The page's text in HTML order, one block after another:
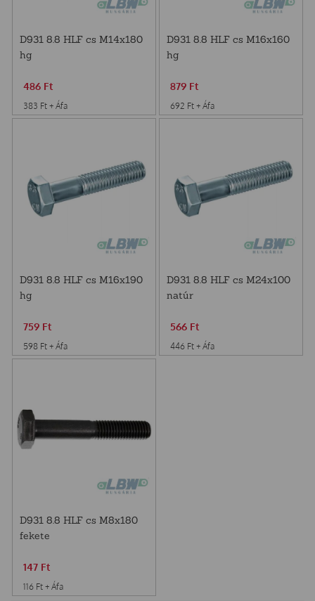
D931 8.8 HLF cs M14x180
hg
486 Ft
383 Ft + Áfa
D931 8.8 HLF cs M16x160
hg
879 Ft
692 Ft + Áfa
D931 8.8 HLF cs M16x190
hg
759 Ft
598 Ft + Áfa
D931 8.8 HLF cs M24x100
natúr
566 Ft
446 Ft + Áfa
D931 8.8 HLF cs M8x180
fekete
147 Ft
116 Ft + Áfa